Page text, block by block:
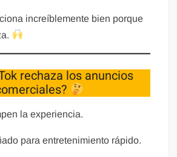
increíblemente bien porque
rechaza los anuncios
la experiencia.
para entretenimiento rápido.